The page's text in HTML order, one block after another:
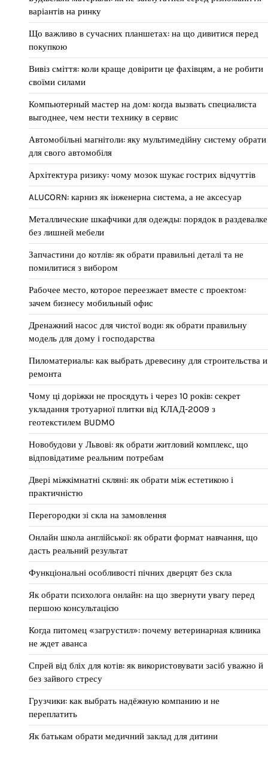
варіантів на ринку
Що важливо в сучасних планшетах: на що дивитися перед
покупкою
Вивіз сміття: коли краще довірити це фахівцям, а не робити
своїми силами
Компьютерный мастер на дом: когда вызвать специалиста
выгоднее, чем нести технику в сервис
Автомобільні магнітоли: яку мультимедійну систему обрати
для свого автомобіля
Архітектура ризику: чому мозок шукає гострих відчуттів
ALUCORN: карниз як інженерна система, а не аксесуар
Металлические шкафчики для одежды: порядок в раздевалке
без лишней мебели
Запчастини до котлів: як обрати правильні деталі та не
помилитися з вибором
Рабочее место, которое переезжает вместе с проектом:
зачем бизнесу мобильный офис
Дренажний насос для чистої води: як обрати правильну
модель для дому і господарства
Пиломатериалы: как выбрать древесину для строительства и
ремонта
Чому ці доріжки не просядуть і через 10 років: секрет
укладання тротуарної плитки від КЛАД-2009 з
геотекстилем BUDMO
Новобудови у Львові: як обрати житловий комплекс, що
відповідатиме реальним потребам
Двері міжкімнатні скляні: як обрати між естетикою і
практичністю
Перегородки зі скла на замовлення
Онлайн школа англійської: як обрати формат навчання, що
дасть реальний результат
Функціональні особливості пічних дверцят без скла
Як обрати психолога онлайн: на що звернути увагу перед
першою консультацією
Когда питомец «загрустил»: почему ветеринарная клиника
не ждет аванса
Спрей від бліх для котів: як використовувати засіб уважно й
без зайвого стресу
Грузчики: как выбрать надёжную компанию и не
переплатить
Як батькам обрати медичний заклад для дитини